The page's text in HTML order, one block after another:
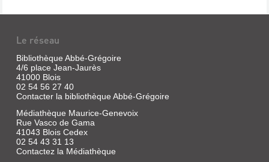
Le réseau
Bibliothèque Abbé-Grégoire
4/6 place Jean-Jaurès
41000 Blois
02 54 56 27 40
Contacter la bibliothèque Abbé-Grégoire
Médiathèque Maurice-Genevoix
Rue Vasco de Gama
41043 Blois Cedex
02 54 43 31 13
Contactez la Médiathèque